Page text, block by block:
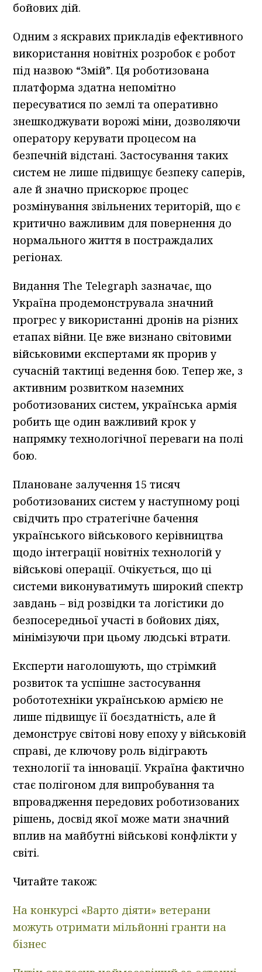
бойових дій.
Одним з яскравих прикладів ефективного
використання новітніх розробок є робот
під назвою “Змій”. Ця роботизована
платформа здатна непомітно
пересуватися по землі та оперативно
знешкоджувати ворожі міни, дозволяючи
оператору керувати процесом на
безпечній відстані. Застосування таких
систем не лише підвищує безпеку саперів,
але й значно прискорює процес
розмінування звільнених територій, що є
критично важливим для повернення до
нормального життя в постраждалих
регіонах.
Видання The Telegraph зазначає, що
Україна продемонструвала значний
прогрес у використанні дронів на різних
етапах війни. Це вже визнано світовими
військовими експертами як прорив у
сучасній тактиці ведення бою. Тепер же, з
активним розвитком наземних
роботизованих систем, українська армія
робить ще один важливий крок у
напрямку технологічної переваги на полі
бою.
Плановане залучення 15 тисяч
роботизованих систем у наступному році
свідчить про стратегічне бачення
українського військового керівництва
щодо інтеграції новітніх технологій у
військові операції. Очікується, що ці
системи виконуватимуть широкий спектр
завдань – від розвідки та логістики до
безпосередньої участі в бойових діях,
мінімізуючи при цьому людські втрати.
Експерти наголошують, що стрімкий
розвиток та успішне застосування
робототехніки українською армією не
лише підвищує її боєздатність, але й
демонструє світові нову епоху у військовій
справі, де ключову роль відіграють
технології та інновації. Україна фактично
стає полігоном для випробування та
впровадження передових роботизованих
рішень, досвід якої може мати значний
вплив на майбутні військові конфлікти у
світі.
Читайте також:
На конкурсі «Варто діяти» ветерани
можуть отримати мільйонні гранти на
бізнес